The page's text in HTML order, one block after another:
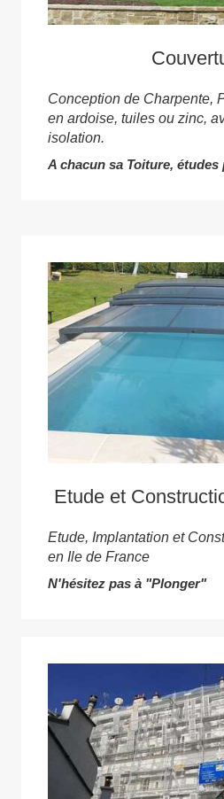
Conception de Charpente,
en ardoise, tuiles ou zinc,
isolation.
A chacun sa Toiture,
Etude et
Etude, Implantation et
en Ile de France
N'hésitez pas à "Plonger"